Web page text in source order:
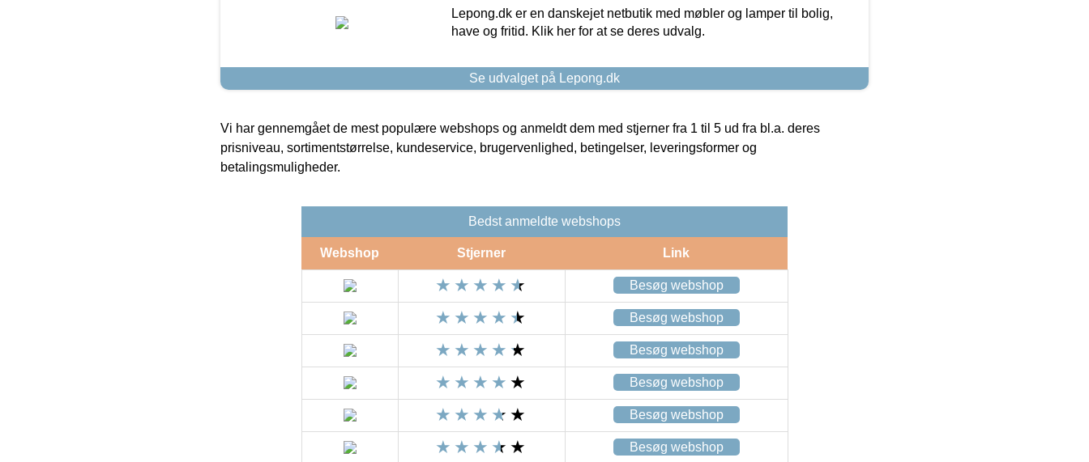
Lepong.dk er en danskejet netbutik med møbler og lamper til bolig,
have og fritid. Klik her for at se deres udvalg.
Se udvalget på Lepong.dk
Vi har gennemgået de mest populære webshops og anmeldt dem med stjerner fra 1 til 5 ud fra bl.a. deres
prisniveau, sortimentstørrelse, kundeservice, brugervenlighed, betingelser, leveringsformer og
betalingsmuligheder.
Bedst anmeldte webshops
Webshop Stjerner Link
Besøg webshop
Besøg webshop
Besøg webshop
Besøg webshop
Besøg webshop
Besøg webshop